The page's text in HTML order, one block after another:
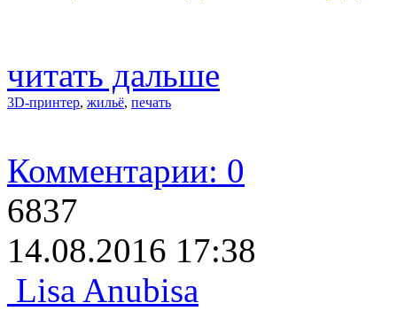
читать дальше
3D-принтер, жильё, печать
Комментарии: 0
6837
14.08.2016 17:38
Lisa Anubisa